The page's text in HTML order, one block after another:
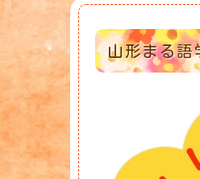
山形まる